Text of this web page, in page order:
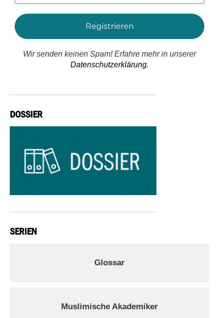
*
Wir senden keinen Spam! Erfahre mehr in unserer
Datenschutzerklärung.
DOSSIER
SERIEN
Glossar
Muslimische Akademiker